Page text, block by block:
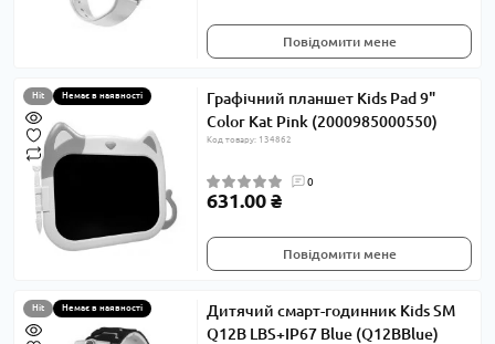
Повідомити мене
Hit Немає в наявності
Графічний планшет Kids Pad 9"
Color Kat Pink (2000985000550)
Код товару: 134862
0
631.00 ₴
Повідомити мене
Hit Немає в наявності
Дитячий смарт-годинник Kids SM
Q12B LBS+IP67 Blue (Q12BBlue)